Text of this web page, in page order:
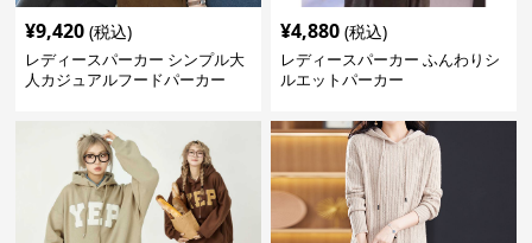
¥9,420 (税込)
レディースパーカー シンプル大
人カジュアルフードパーカー
¥4,880 (税込)
レディースパーカー ふんわりシ
ルエットパーカー